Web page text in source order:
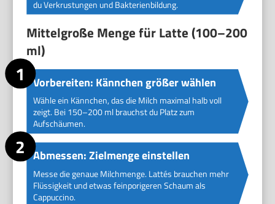
du Verkrustungen und Bakterienbildung.
Mittelgroße Menge für Latte (100–200
ml)
Vorbereiten: Kännchen größer wählen
Wähle ein Kännchen, das die Milch maximal halb voll
zeigt. Bei 150–200 ml brauchst du Platz zum
Aufschäumen.
Abmessen: Zielmenge einstellen
Messe die genaue Milchmenge. Lattés brauchen mehr
Flüssigkeit und etwas feinporigeren Schaum als
Cappuccino.